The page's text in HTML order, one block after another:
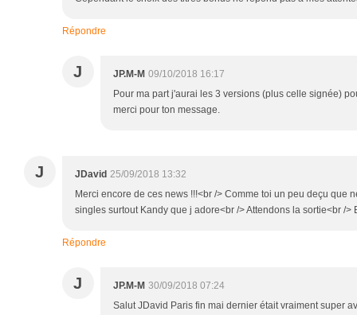
Répondre
J JP.M-M 09/10/2018 16:17
Pour ma part j'aurai les 3 versions (plus celle signée)
merci pour ton message.
J JDavid 25/09/2018 13:32
Merci encore de ces news !!!<br /> Comme toi un peu deçu que
singles surtout Kandy que j adore<br /> Attendons la sortie<br />
Répondre
J JP.M-M 30/09/2018 07:24
Salut JDavid Paris fin mai dernier était vraiment super